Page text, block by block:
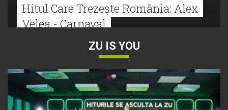
Hitul Care Trezește România: Alex
Velea - Carnaval
Bătălie strânsă la Hitul Monstru Al
Verii: Cabron versus Faydee
ZU IS YOU